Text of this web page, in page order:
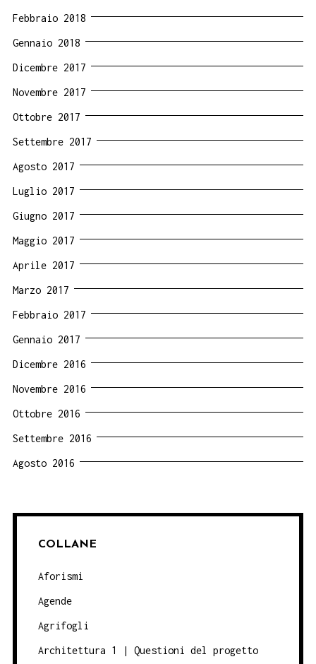
Febbraio 2018
Gennaio 2018
Dicembre 2017
Novembre 2017
Ottobre 2017
Settembre 2017
Agosto 2017
Luglio 2017
Giugno 2017
Maggio 2017
Aprile 2017
Marzo 2017
Febbraio 2017
Gennaio 2017
Dicembre 2016
Novembre 2016
Ottobre 2016
Settembre 2016
Agosto 2016
COLLANE
Aforismi
Agende
Agrifogli
Architettura 1 | Questioni del progetto